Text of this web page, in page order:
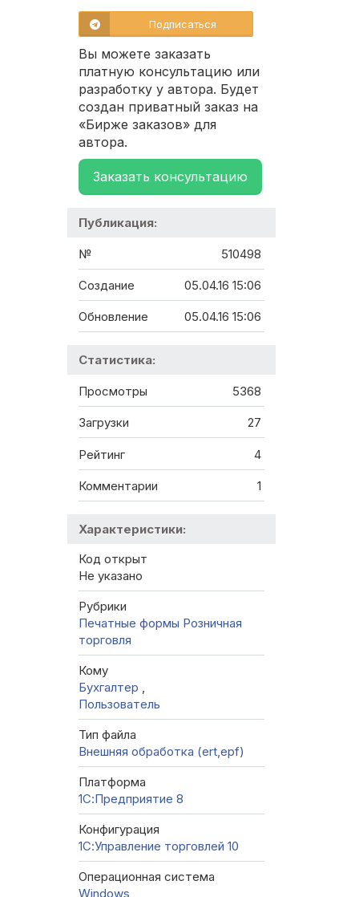
Подписаться
Вы можете заказать
платную консультацию или
разработку у автора. Будет
создан приватный заказ на
«Бирже заказов» для
автора.
Заказать консультацию
Публикация:
№ 510498
Создание 05.04.16 15:06
Обновление 05.04.16 15:06
Статистика:
Просмотры 5368
Загрузки 27
Рейтинг 4
Комментарии 1
Характеристики:
Код открыт
Не указано
Рубрики
Печатные формы Розничная
торговля
Кому
Бухгалтер ,
Пользователь
Тип файла
Внешняя обработка (ert,epf)
Платформа
1С:Предприятие 8
Конфигурация
1С:Управление торговлей 10
Операционная система
Windows